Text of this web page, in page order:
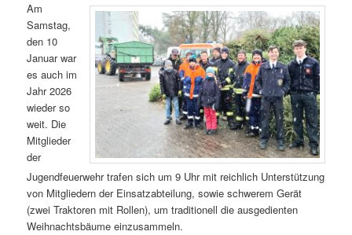
Am
Samstag,
den 10
Januar war
es auch im
Jahr 2026
wieder so
weit. Die
Mitglieder
der
Jugendfeuerwehr trafen sich um 9 Uhr mit reichlich Unterstützung
von Mitgliedern der Einsatzabteilung, sowie schwerem Gerät
(zwei Traktoren mit Rollen), um traditionell die ausgedienten
Weihnachtsbäume einzusammeln.